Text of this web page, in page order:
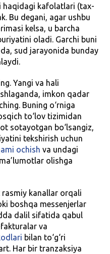
haqidagi kafolatlari (tax-
Bu degani, agar ushbu
kelsa, u barcha
oladi. Garchi buni
sud jarayonida bunday
Yangi va hali
imkon qadar
Buning o‘rniga
to‘lov tizimidan
sotayotgan bo‘lsangiz,
tekshirish uchun
ochish va undagi
olishga
kanallar orqali
boshqa messenjerlar
dalil sifatida qabul
va
bilan to‘g‘ri
Har bir tranzaksiya